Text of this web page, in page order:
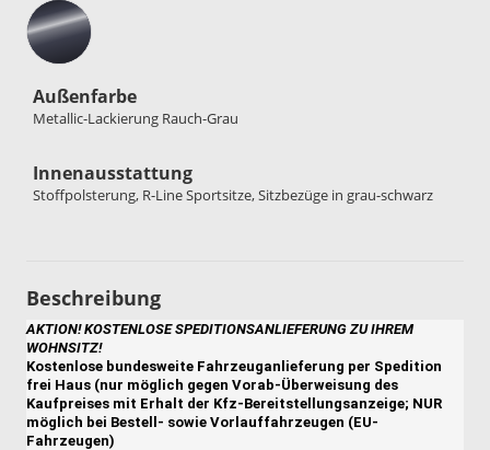
Außenfarbe
Metallic-Lackierung Rauch-Grau
Innenausstattung
Stoffpolsterung, R-Line Sportsitze, Sitzbezüge in grau-schwarz
Beschreibung
AKTION! KOSTENLOSE SPEDITIONSANLIEFERUNG ZU IHREM
WOHNSITZ!
Kostenlose bundesweite Fahrzeuganlieferung per Spedition
frei Haus (nur möglich gegen Vorab-Überweisung des
Kaufpreises mit Erhalt der Kfz-Bereitstellungsanzeige; NUR
möglich bei Bestell- sowie Vorlauffahrzeugen (EU-
Fahrzeugen)